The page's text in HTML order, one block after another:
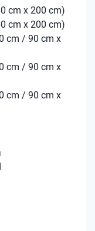
cm x 200 cm)
cm x 200 cm)
cm / 90 cm x
cm / 90 cm x
cm / 90 cm x